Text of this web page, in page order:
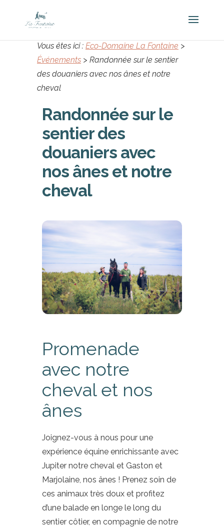
Vous êtes ici : Eco-Domaine La Fontaine >
Événements > Randonnée sur le sentier
des douaniers avec nos ânes et notre
cheval
Randonnée sur le
sentier des
douaniers avec
nos ânes et notre
cheval
Promenade
avec notre
cheval et nos
ânes
Joignez-vous à nous pour une
expérience équine enrichissante avec
Jupiter notre cheval et Gaston et
Marjolaine, nos ânes ! Prenez soin de
ces animaux très doux et profitez
d’une balade en longe le long du
sentier côtier, en compagnie de notre